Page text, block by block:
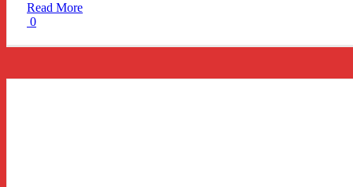
Read More
0